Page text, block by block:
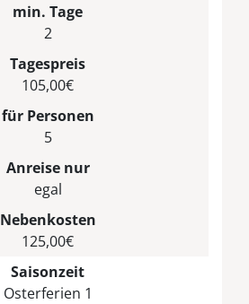
min. Tage
2
Tagespreis
105,00€
für Personen
5
Anreise nur
egal
Nebenkosten
125,00€
Saisonzeit
Osterferien 1